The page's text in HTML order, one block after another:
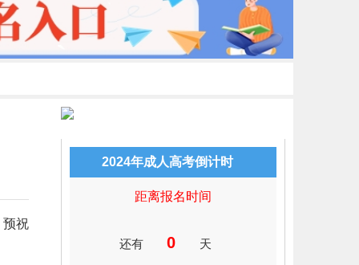
预祝
2024年成人高考倒计时
距离报名时间
还有 0 天